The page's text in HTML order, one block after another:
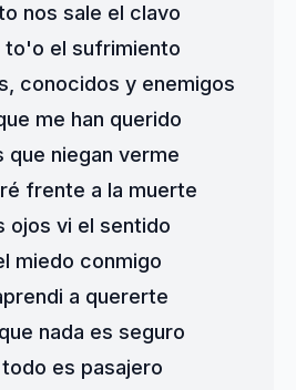
nos sale el clavo
to'o el sufrimiento
conocidos y enemigos
me han querido
que niegan verme
frente a la muerte
ojos vi el sentido
miedo conmigo
a quererte
nada es seguro
es pasajero